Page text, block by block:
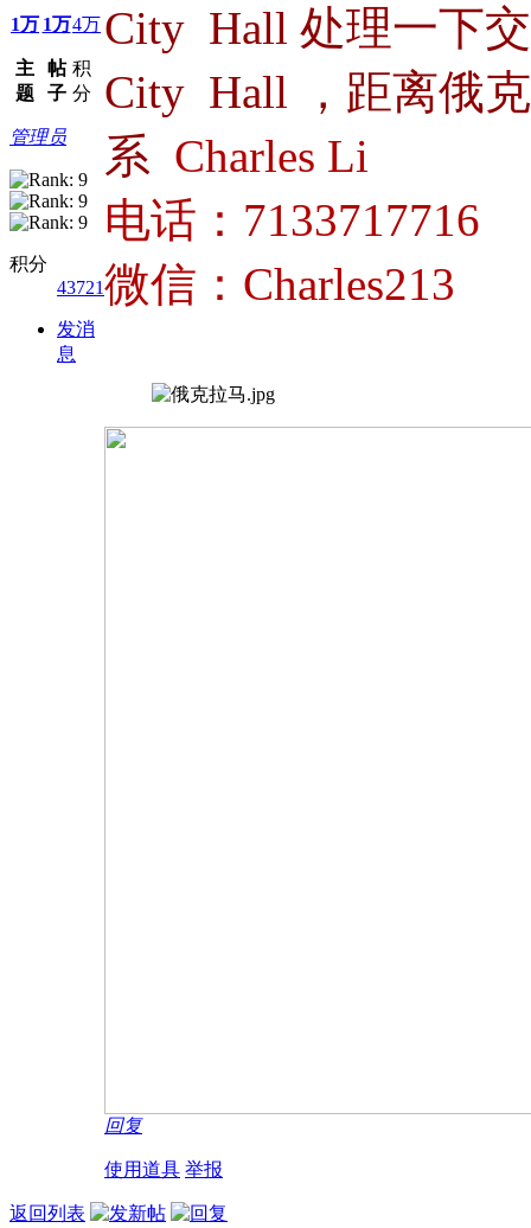
1万
主
题
1万
帖
子
4万
积
分
管理员
积分
43721
发消
息
City Hall 处理一下
City Hall ，距离俄
系 Charles Li
电话：7133717716
微信：Charles213
回复
使用道具 举报
返回列表